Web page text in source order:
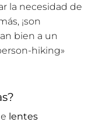
la necesidad de
¡son
bien a un
hiking»
lentes